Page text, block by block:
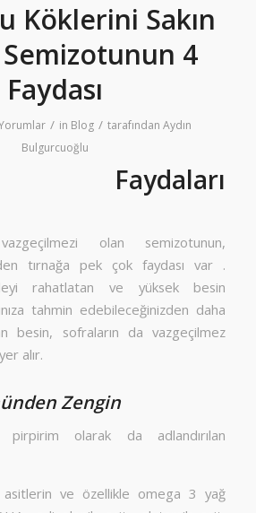
Köklerini Sakın
4
Faydası
/ in Blog / tarafındanAydın
Bulgurcuoğlu
Faydaları
olan semizotunun,
tırnağa pek çok faydası var .
rahatlatan ve yüksek besin
tahmin edebileceğinizden daha
besin, sofraların da vazgeçilmez
alır.
Zengin
olarak da adlandırılan
asitlerin ve özellikle omega 3 yağ